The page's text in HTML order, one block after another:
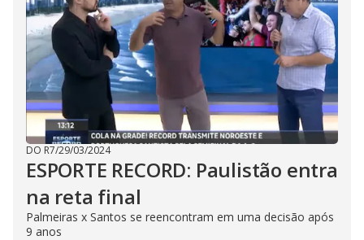
DO R7/29/03/2024
ESPORTE RECORD: Paulistão entra
na reta final
Palmeiras x Santos se reencontram em uma decisão após
9 anos